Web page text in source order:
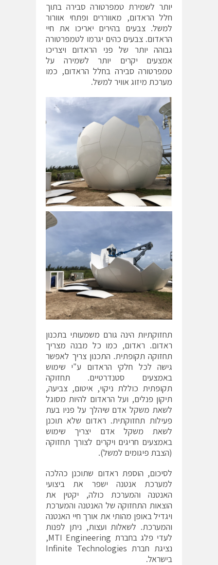
יותר לשמירת טמפרטורה סבירה בתוך
חלל הראדום, מאווררים ופתחי אוורור
למשל. צבעים בהירים יאריכו את חיי
הראדום. צבעים כהים יגרמו לטמפרטורה
גבוהה יותר של פני הראדום ויצריכו
אמצעים יקרים יותר לשמירה על
טמפרטורה סבירה בחלל הראדום, כמו
מערכת מיזוג אוויר למשל.
תחזוקתיות הינה גורם משמעותי בתכנון
ראדום. ראדום, כמו כל מבנה מצריך
תחזוקה תקופתית. התכנון צריך לאפשר
גישה לכל חלקי הראדום ע"י שימוש
באמצעים סטנדרטיים. תחזוקה
תקופתית כוללת ניקוי, איטום, צביעה,
תיקון פנלים, ועל הראדום להיות מסוגל
לשאת משקל אדם שיהלך על פניו בעת
פעילות תחזוקתית. ראדום שלא תוכנן
לשאת משקל אדם יצריך שימוש
באמצעים חריגים ויקרים לצורך תחזוקה
(הצבת פיגומים למשל).
לסיכום, הוספת ראדום שתוכנן כהלכה
למערכת אנטנה ישפר את ביצועי
האנטנה והמערכת כולה, יקטין את
הוצאות התחזוקה של האנטנה והמערכת
ויגדיל באופן מהותי את אורך חיי האנטנה
והמערכת. לשאלות ועצות, ניתן לפנות
לעדי פלג בחברת MTI Engineering,
נציגת חברת Infinite Technologies
בישראל.